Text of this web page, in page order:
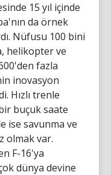
15 yıl içinde
da örnek
Nüfusu 100 bini
helikopter ve
fazla
inovasyon
Hızlı trenle
buçuk saate
ise savunma ve
olmak var.
F-16'ya
dünya devine